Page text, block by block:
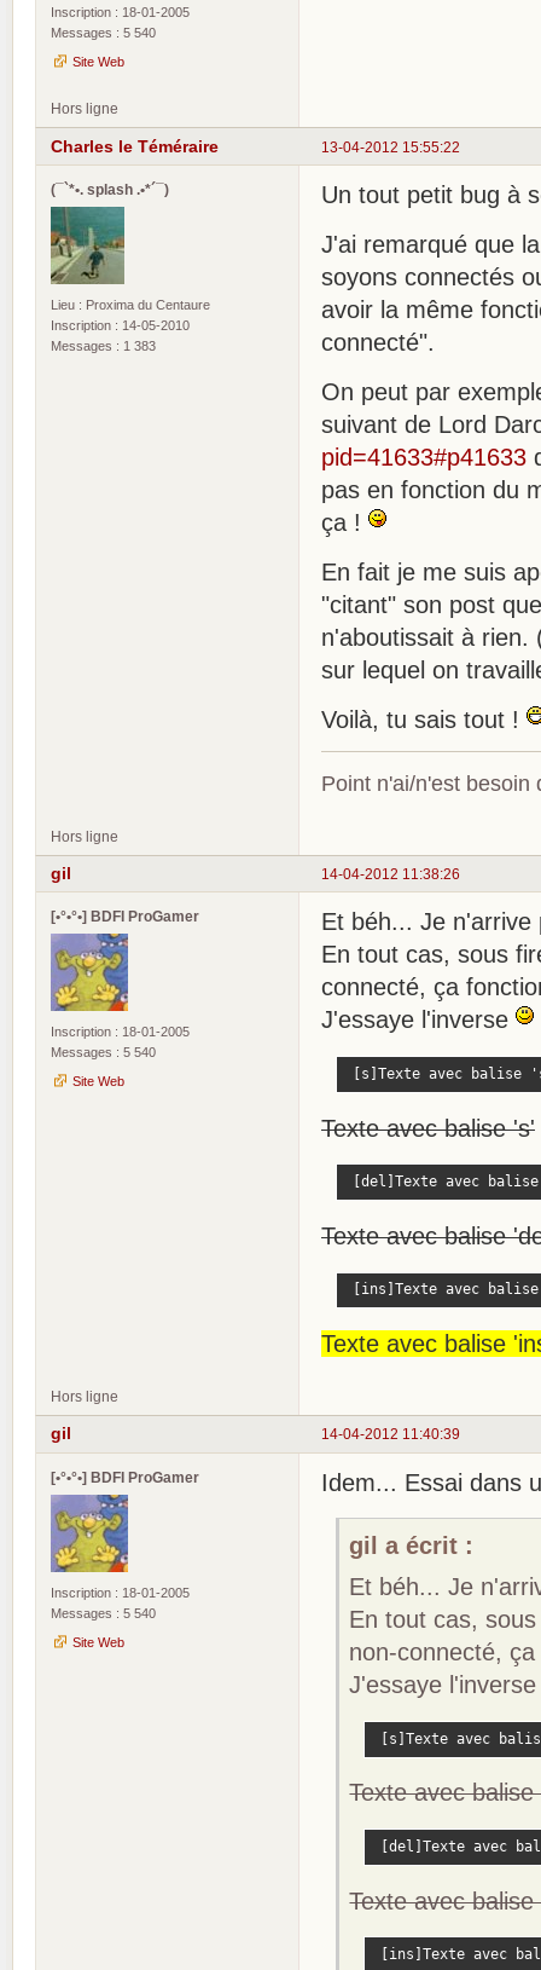
Inscription : 18-01-2005
Messages : 5 540
Site Web
Hors ligne
13-04-2012 15:55:22
Charles le Téméraire
(¯`*•. splash .•*´¯)
Lieu : Proxima du Centaure
Inscription : 14-05-2010
Messages : 1 383
Un tout petit bug à
J'ai remarqué que
soyons connectés
avoir la même
connecté".
On peut par
suivant de Lord
pid=41633#p41633
pas en fonction du
ça !
En fait je me suis
"citant" son post
n'aboutissait à rien.
sur lequel on
Voilà, tu sais tout !
Point n'ai/n'est besoin
Hors ligne
14-04-2012 11:38:26
gil
[•°•°•] BDFI ProGamer
Inscription : 18-01-2005
Messages : 5 540
Site Web
Et béh... Je n'arrive
En tout cas, sous
connecté, ça
J'essaye l'inverse
[s]Texte avec balise
Texte avec balise 's'
[del]Texte avec
Texte avec balise
[ins]Texte avec
Texte avec balise
Hors ligne
14-04-2012 11:40:39
gil
[•°•°•] BDFI ProGamer
Inscription : 18-01-2005
Messages : 5 540
Site Web
Idem... Essai dans
gil a écrit :
Et béh... Je
En tout cas,
non-connecté,
J'essaye
[s]Texte avec
Texte avec balise
[del]Texte avec
Texte avec balise
[ins]Texte avec